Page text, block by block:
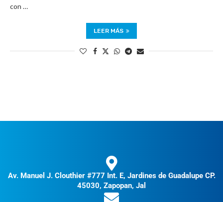
con …
LEER MÁS
Av. Manuel J. Clouthier #777 Int. E, Jardines de Guadalupe CP.
45030, Zapopan, Jal